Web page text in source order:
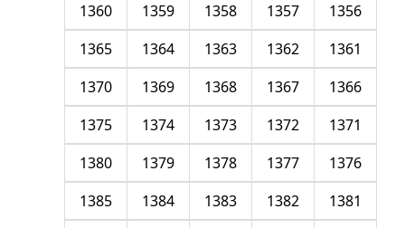
1356
1357
1358
1359
1360
1361
1362
1363
1364
1365
1366
1367
1368
1369
1370
1371
1372
1373
1374
1375
1376
1377
1378
1379
1380
1381
1382
1383
1384
1385